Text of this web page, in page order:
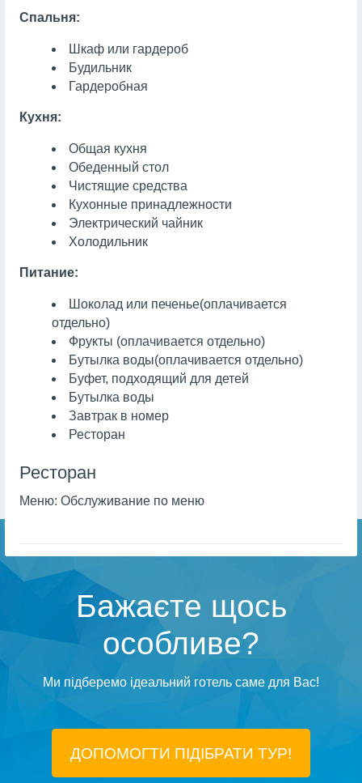
Спальня:
Шкаф или гардероб
Будильник
Гардеробная
Кухня:
Общая кухня
Обеденный стол
Чистящие средства
Кухонные принадлежности
Электрический чайник
Холодильник
Питание:
Шоколад или печенье(оплачивается
отдельно)
Фрукты (оплачивается отдельно)
Бутылка воды(оплачивается отдельно)
Буфет, подходящий для детей
Бутылка воды
Завтрак в номер
Ресторан
Ресторан
Меню: Обслуживание по меню
Бажаєте щось
особливе?
Ми підберемо ідеальний готель саме для Вас!
ДОПОМОГТИ ПІДIБРАТИ ТУР!